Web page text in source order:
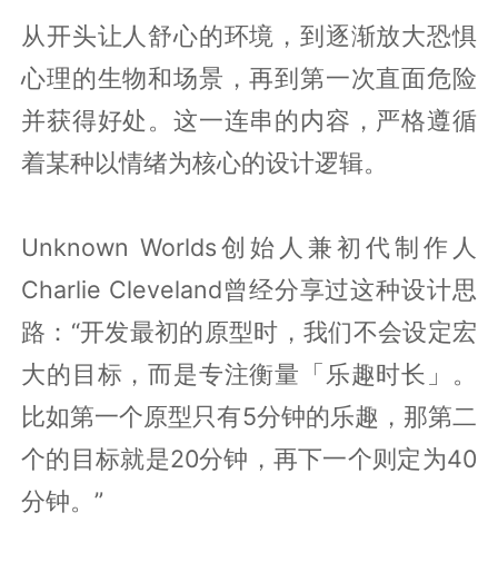
从开头让人舒心的环境，到逐渐放大恐惧
心理的生物和场景，再到第一次直面危险
并获得好处。这一连串的内容，严格遵循
着某种以情绪为核心的设计逻辑。
Unknown Worlds创始人兼初代制作人
Charlie Cleveland曾经分享过这种设计思
路：“开发最初的原型时，我们不会设定宏
大的目标，而是专注衡量「乐趣时长」。
比如第一个原型只有5分钟的乐趣，那第二
个的目标就是20分钟，再下一个则定为40
分钟。”